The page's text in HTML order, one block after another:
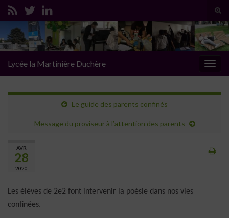
Search for:
Lycée la Martinière Duchère
Le guide des parents confinés
Message du proviseur à l’attention des parents
AVR
28
2020
Les élèves de 2e2 font intervenir la poésie dans nos vies
confinées.